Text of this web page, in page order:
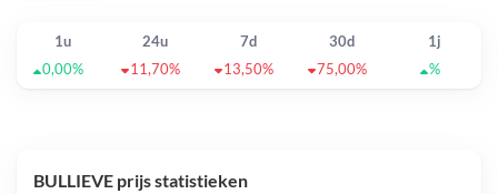
1u 24u 7d 30d
1j
0,00%
11,70% 13,50% 75,00% %
BULLIEVE prijs statistieken